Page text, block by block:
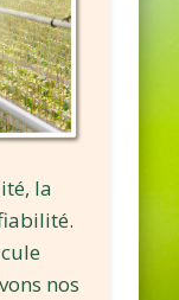
la
nos